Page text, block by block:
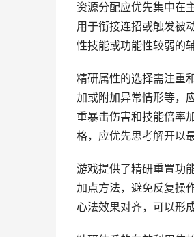
资源分配应优先集中在
用于衔接连招或触发被
性技能或功能性较弱的
精研属性的选择需注重
加或附加异常情形等，
重暴击伤害和技能倍率
格，应优先思考解开以
游戏提供了精研重置功
加点方法，避免反复操
心法效果对齐，可以形